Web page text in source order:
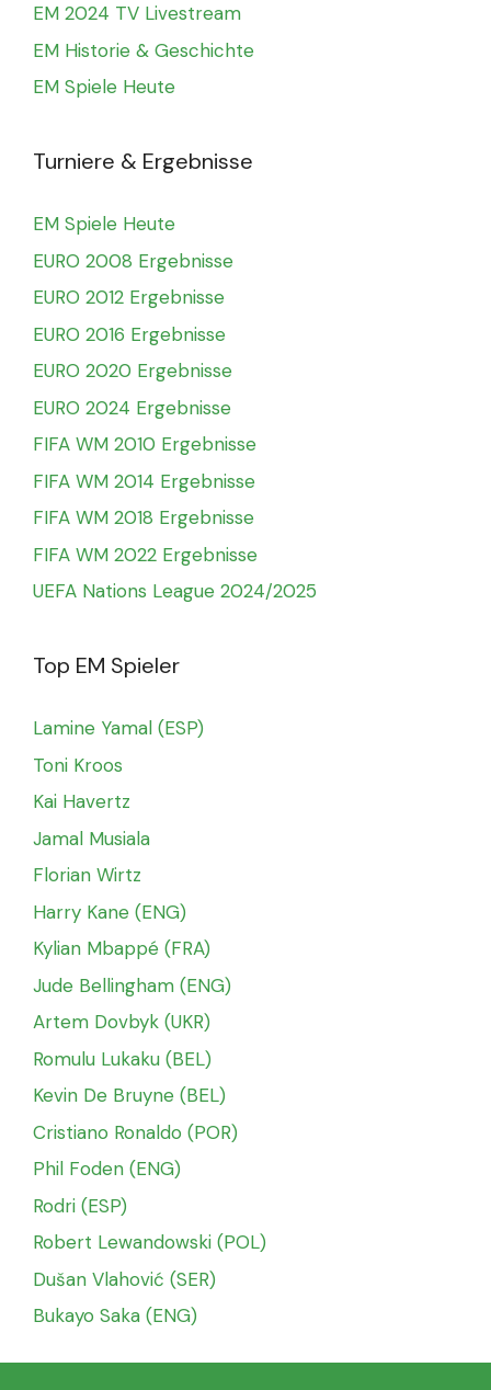
EM 2024 TV Livestream
EM Historie & Geschichte
EM Spiele Heute
Turniere & Ergebnisse
EM Spiele Heute
EURO 2008 Ergebnisse
EURO 2012 Ergebnisse
EURO 2016 Ergebnisse
EURO 2020 Ergebnisse
EURO 2024 Ergebnisse
FIFA WM 2010 Ergebnisse
FIFA WM 2014 Ergebnisse
FIFA WM 2018 Ergebnisse
FIFA WM 2022 Ergebnisse
UEFA Nations League 2024/2025
Top EM Spieler
Lamine Yamal (ESP)
Toni Kroos
Kai Havertz
Jamal Musiala
Florian Wirtz
Harry Kane (ENG)
Kylian Mbappé (FRA)
Jude Bellingham (ENG)
Artem Dovbyk (UKR)
Romulu Lukaku (BEL)
Kevin De Bruyne (BEL)
Cristiano Ronaldo (POR)
Phil Foden (ENG)
Rodri (ESP)
Robert Lewandowski (POL)
Dušan Vlahović (SER)
Bukayo Saka (ENG)